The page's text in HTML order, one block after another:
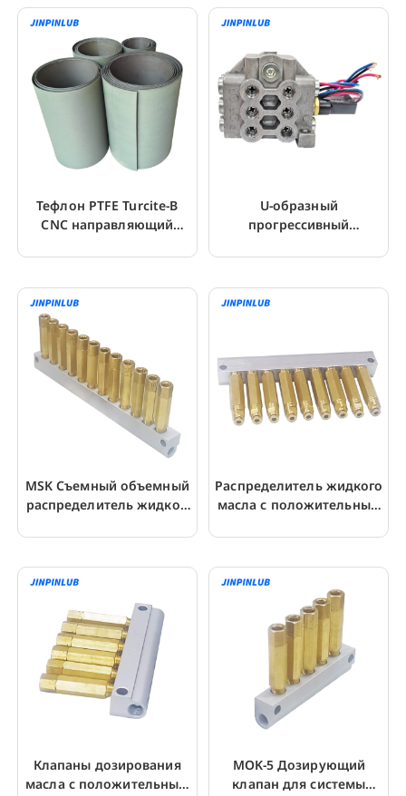
Тефлон PTFE Turcite-B
CNC направляющий
лист
U-образный
прогрессивный
клапан с 2~16 выходами
MSK Съемный объемный
распределитель жидкой
Распределитель жидкого
масла с положительным
Клапаны дозирования
масла с положительным
MOK-5 Дозирующий
клапан для системы